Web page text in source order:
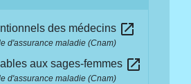
des médecins open_in_new
d'assurance maladie (Cnam)
aux sages-femmes open_in_new
d'assurance maladie (Cnam)